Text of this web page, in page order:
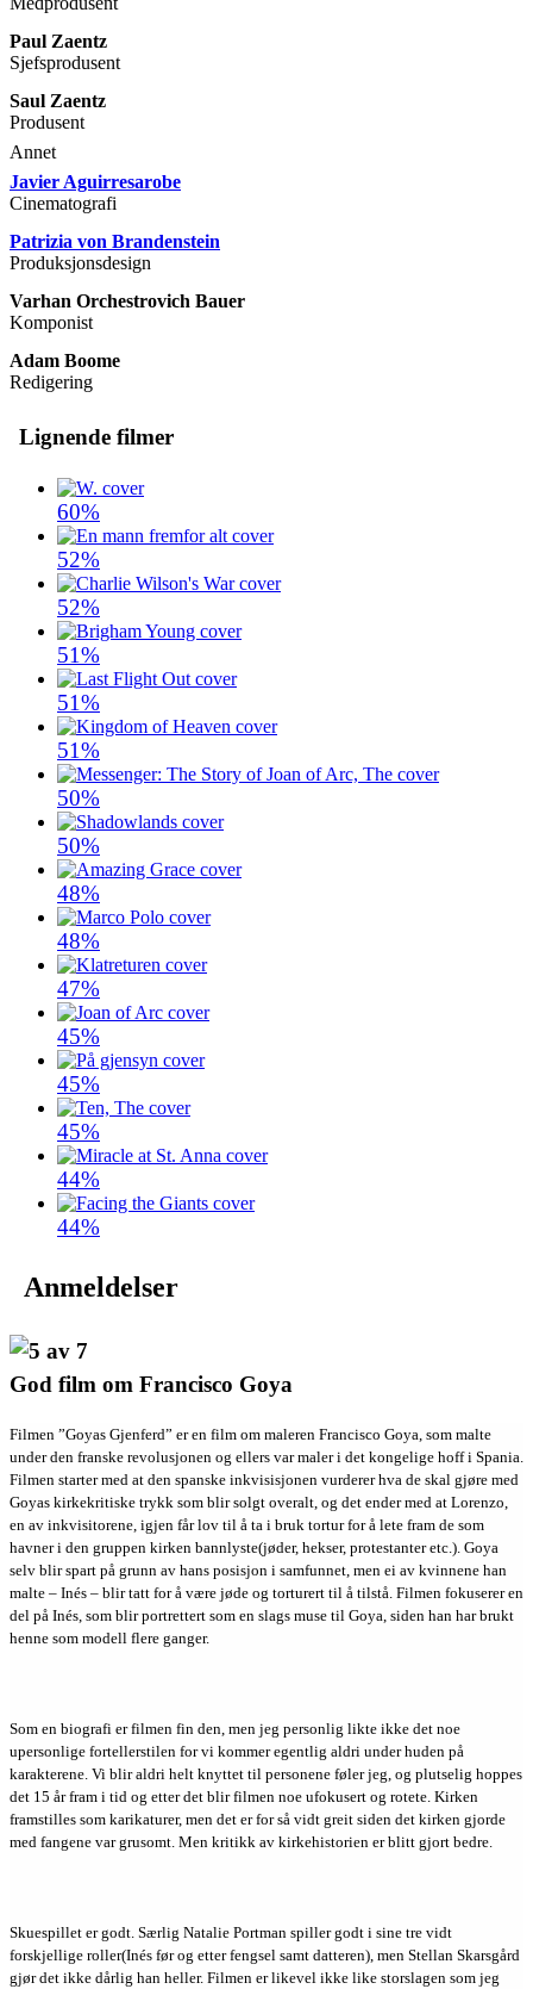
Paul Zaentz
Sjefsprodusent
Saul Zaentz
Produsent
Annet
Javier Aguirresarobe
Cinematografi
Patrizia von Brandenstein
Produksjonsdesign
Varhan Orchestrovich Bauer
Komponist
Adam Boome
Redigering
Lignende filmer
60%
52%
52%
51%
51%
51%
50%
50%
48%
48%
47%
45%
45%
45%
44%
44%
Anmeldelser
God film om Francisco Goya
Filmen ”Goyas Gjenferd” er en film om maleren Francisco Goya, som malte
under den franske revolusjonen og ellers var maler i det kongelige hoff i Spania.
Filmen starter med at den spanske inkvisisjonen vurderer hva de skal gjøre med
Goyas kirkekritiske trykk som blir solgt overalt, og det ender med at Lorenzo,
en av inkvisitorene, igjen får lov til å ta i bruk tortur for å lete fram de som
havner i den gruppen kirken bannlyste(jøder, hekser, protestanter etc.). Goya
selv blir spart på grunn av hans posisjon i samfunnet, men ei av kvinnene han
malte – Inés – blir tatt for å være jøde og torturert til å tilstå. Filmen fokuserer en
del på Inés, som blir portrettert som en slags muse til Goya, siden han har brukt
henne som modell flere ganger.
Som en biografi er filmen fin den, men jeg personlig likte ikke det noe
upersonlige fortellerstilen for vi kommer egentlig aldri under huden på
karakterene. Vi blir aldri helt knyttet til personene føler jeg, og plutselig hoppes
det 15 år fram i tid og etter det blir filmen noe ufokusert og rotete. Kirken
framstilles som karikaturer, men det er for så vidt greit siden det kirken gjorde
med fangene var grusomt. Men kritikk av kirkehistorien er blitt gjort bedre.
Skuespillet er godt. Særlig Natalie Portman spiller godt i sine tre vidt
forskjellige roller(Inés før og etter fengsel samt datteren), men Stellan Skarsgård
gjør det ikke dårlig han heller. Filmen er likevel ikke like storslagen som jeg